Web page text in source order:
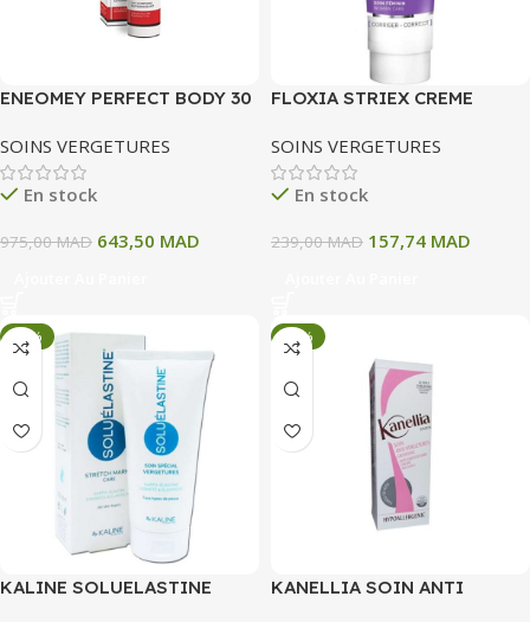
ENEOMEY PERFECT BODY 30
SOINS VERGETURES
En stock
975,00MAD 643,50 MAD
FLOXIA STRIEX CREME
SOINS VERGETURES
En stock
239,00MAD 157,74 MAD
-34%
KALINE SOLUELASTINE
-34%
KANELLIA SOIN ANTI